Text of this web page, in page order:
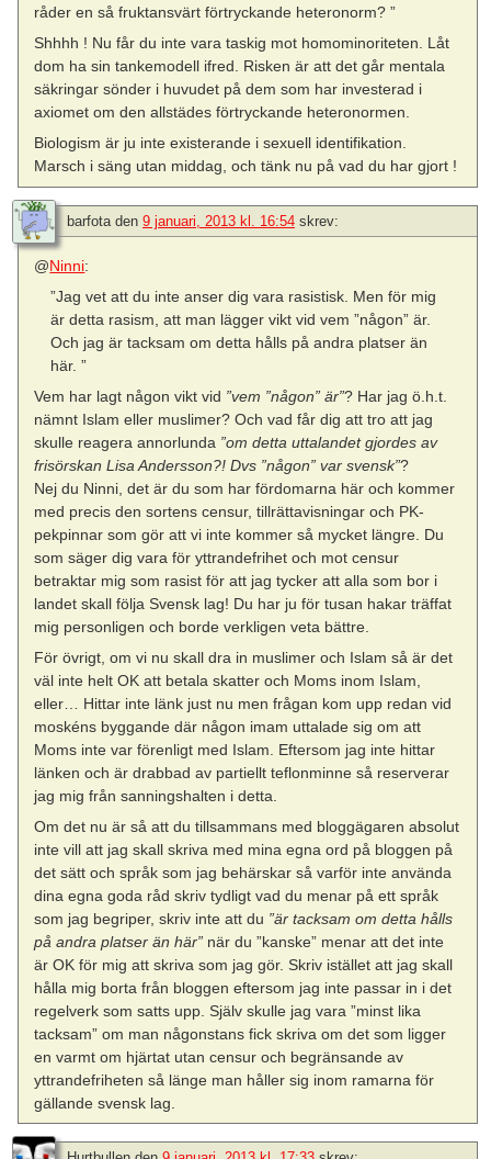
råder en så fruktansvärt förtryckande heteronorm? ”
Shhhh ! Nu får du inte vara taskig mot homominoriteten. Låt
dom ha sin tankemodell ifred. Risken är att det går mentala
säkringar sönder i huvudet på dem som har investerad i
axiomet om den allstädes förtryckande heteronormen.
Biologism är ju inte existerande i sexuell identifikation.
Marsch i säng utan middag, och tänk nu på vad du har gjort !
barfota den 9 januari, 2013 kl. 16:54 skrev:
@Ninni:
”Jag vet att du inte anser dig vara rasistisk. Men för mig
är detta rasism, att man lägger vikt vid vem ”någon” är.
Och jag är tacksam om detta hålls på andra platser än
här. ”
Vem har lagt någon vikt vid ”vem ”någon” är”? Har jag ö.h.t.
nämnt Islam eller muslimer? Och vad får dig att tro att jag
skulle reagera annorlunda ”om detta uttalandet gjordes av
frisörskan Lisa Andersson?! Dvs ”någon” var svensk”?
Nej du Ninni, det är du som har fördomarna här och kommer
med precis den sortens censur, tillrättavisningar och PK-
pekpinnar som gör att vi inte kommer så mycket längre. Du
som säger dig vara för yttrandefrihet och mot censur
betraktar mig som rasist för att jag tycker att alla som bor i
landet skall följa Svensk lag! Du har ju för tusan hakar träffat
mig personligen och borde verkligen veta bättre.
För övrigt, om vi nu skall dra in muslimer och Islam så är det
väl inte helt OK att betala skatter och Moms inom Islam,
eller… Hittar inte länk just nu men frågan kom upp redan vid
moskéns byggande där någon imam uttalade sig om att
Moms inte var förenligt med Islam. Eftersom jag inte hittar
länken och är drabbad av partiellt teflonminne så reserverar
jag mig från sanningshalten i detta.
Om det nu är så att du tillsammans med bloggägaren absolut
inte vill att jag skall skriva med mina egna ord på bloggen på
det sätt och språk som jag behärskar så varför inte använda
dina egna goda råd skriv tydligt vad du menar på ett språk
som jag begriper, skriv inte att du ”är tacksam om detta hålls
på andra platser än här” när du ”kanske” menar att det inte
är OK för mig att skriva som jag gör. Skriv istället att jag skall
hålla mig borta från bloggen eftersom jag inte passar in i det
regelverk som satts upp. Själv skulle jag vara ”minst lika
tacksam” om man någonstans fick skriva om det som ligger
en varmt om hjärtat utan censur och begränsande av
yttrandefriheten så länge man håller sig inom ramarna för
gällande svensk lag.